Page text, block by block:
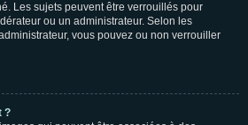
Les sujets peuvent être verrouillés pour
ou un administrateur. Selon les
vous pouvez ou non verrouiller
?